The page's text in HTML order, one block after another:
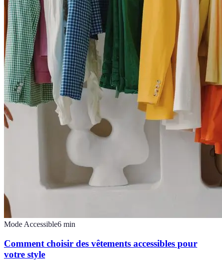
Mode Accessible6 min
Comment choisir des vêtements accessibles pour
votre style